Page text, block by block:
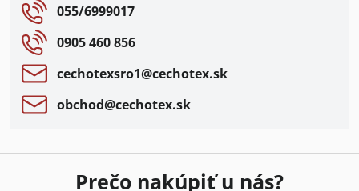
055/6999017
0905 460 856
cechotexsro1​@cechotex​.sk
obchod​@cechotex​.sk
Prečo nakúpiť u nás?